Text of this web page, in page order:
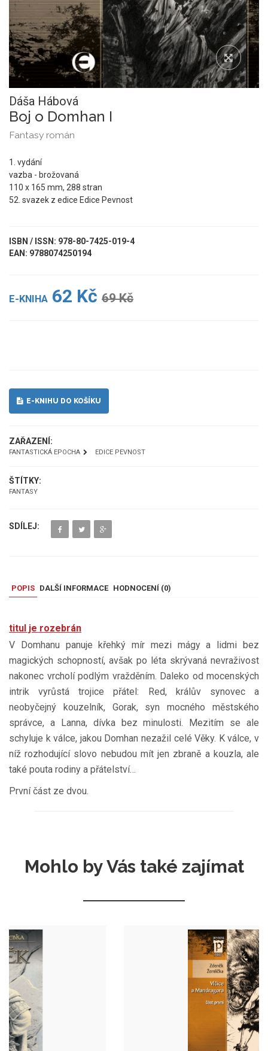
Dáša Hábová
Boj o Domhan I
Fantasy román
1. vydání
vazba - brožovaná
110 x 165 mm, 288 stran
52. svazek z edice Edice Pevnost
ISBN / ISSN: 978-80-7425-019-4
EAN: 9788074250194
E-KNIHA 62 Kč 69 Kč
E-KNIHU DO KOŠÍKU
ZAŘAZENÍ:
FANTASTICKÁ EPOCHA EDICE PEVNOST
ŠTÍTKY:
FANTASY
SDÍLEJ:
POPIS DALŠÍ INFORMACE HODNOCENÍ (0)
titul je rozebrán
V Domhanu panuje křehký mír mezi mágy a lidmi bez
magických schopností, avšak po léta skrývaná nevraživost
nakonec vrcholí podlým vražděním. Daleko od mocenských
intrik vyrůstá trojice přátel: Red, králův synovec a
neobyčejný kouzelník, Gorak, syn mocného městského
správce, a Lanna, dívka bez minulosti. Mezitím se ale
schyluje k válce, jakou Domhan nezažil celé Věky. K válce, v
níž rozhodující slovo nebudou mít jen zbraně a kouzla, ale
také pouta rodiny a přátelství…
První část ze dvou.
Mohlo by Vás také zajímat